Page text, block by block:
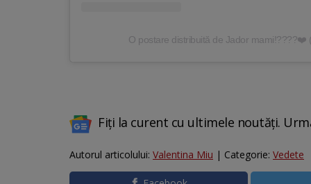
O postare distribuită de Jador mami!????❤️
Fiți la curent cu ultimele noutăți.
Autorul articolului: Valentina Miu | Categorie: Vedete